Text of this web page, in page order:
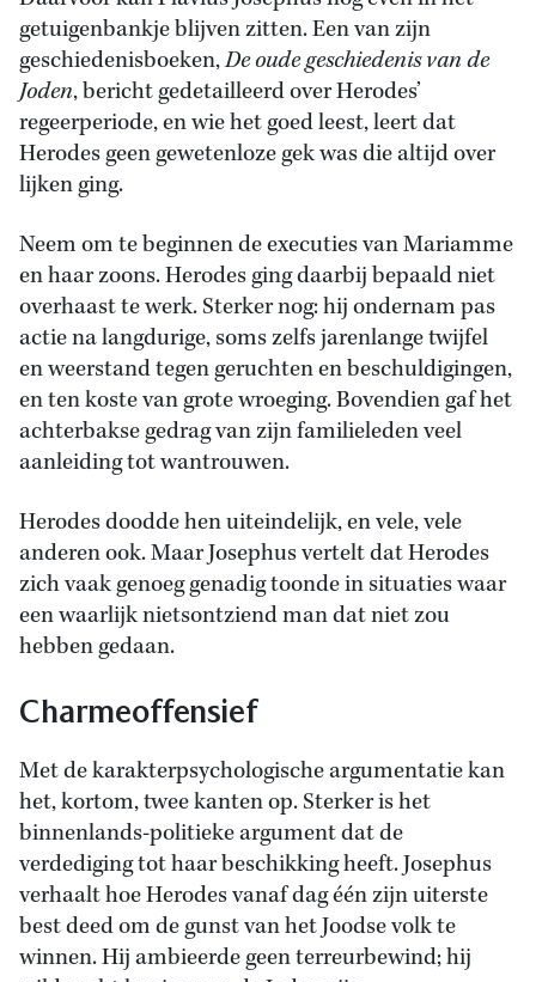
getuigenbankje blijven zitten. Een van zijn
geschiedenisboeken,De oude geschiedenis van de
Joden, bericht gedetailleerd over Herodes’
regeerperiode, en wie het goed leest, leert dat
Herodes geen gewetenloze gek was die altijd over
lijken ging.
Neem om te beginnen de executies van Mariamme
en haar zoons. Herodes ging daarbij bepaald niet
overhaast te werk. Sterker nog: hij ondernam pas
actie na langdurige, soms zelfs jarenlange twijfel
en weerstand tegen geruchten en beschuldigingen,
en ten koste van grote wroeging. Bovendien gaf het
achterbakse gedrag van zijn familieleden veel
aanleiding tot wantrouwen.
Herodes doodde hen uiteindelijk, en vele, vele
anderen ook. Maar Josephus vertelt dat Herodes
zich vaak genoeg genadig toonde in situaties waar
een waarlijk nietsontziend man dat niet zou
hebben gedaan.
Charmeoffensief
Met de karakterpsychologische argumentatie kan
het, kortom, twee kanten op. Sterker is het
binnenlands-politieke argument dat de
verdediging tot haar beschikking heeft. Josephus
verhaalt hoe Herodes vanaf dag één zijn uiterste
best deed om de gunst van het Joodse volk te
winnen. Hij ambieerde geen terreurbewind; hij